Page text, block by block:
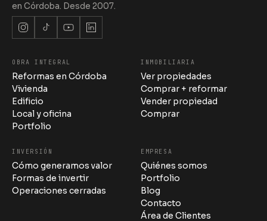
en Córdoba. Desde 2007.
OBRA INTEGRAL
Reformas en Córdoba
Vivienda
Edificio
Local y oficina
Portfolio
INMOBILIARIA
Ver propiedades
Comprar + reformar
Vender propiedad
Comprar
INVERSIÓN
Cómo generamos valor
Formas de invertir
Operaciones cerradas
EMPRESA
Quiénes somos
Portfolio
Blog
Contacto
Área de Clientes
Stylo 10 · Estudio
06:38